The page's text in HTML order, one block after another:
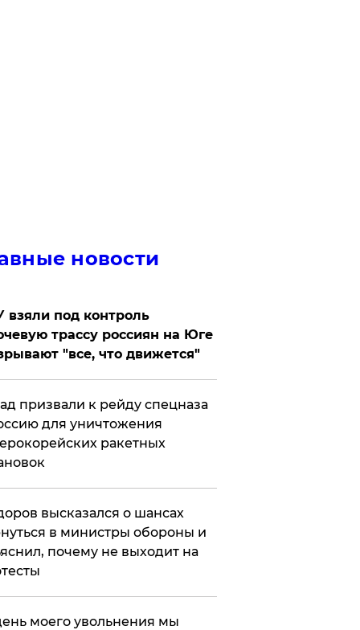
новости
взяли под контроль
трассу россиян на Юге
"все, что движется"
призвали к рейду спецназа
для уничтожения
ракетных
высказался о шансах
в министры обороны и
почему не выходит на
моего увольнения мы